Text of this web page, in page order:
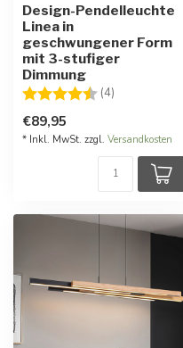
Design-Pendelleuchte
Linea in
geschwungener Form
mit 3-stufiger
Dimmung
Bewertung:
(4)
€89,95
* Inkl. MwSt. zzgl. Versandkosten